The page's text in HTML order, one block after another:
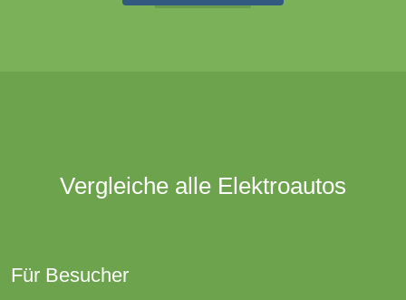
Vergleiche alle Elektroautos
Für Besucher